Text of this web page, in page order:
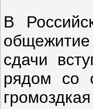
В
общежитие
сдачи
рядом со